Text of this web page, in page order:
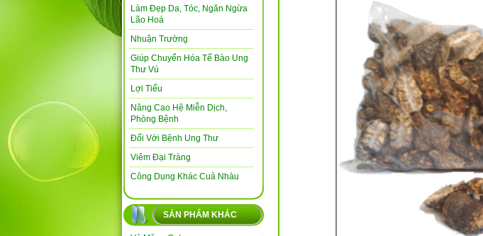
Làm Đẹp Da, Tóc, Ngăn Ngừa
Lão Hoá
Nhuận Trường
Giúp Chuyển Hóa Tế Bào Ung
Thư Vú
Lợi Tiểu
Nâng Cao Hệ Miễn Dịch,
Phòng Bệnh
Đối Với Bệnh Ung Thư
Viêm Đại Tràng
Công Dụng Khác Cuả Nhàu
SẢN PHẨM KHÁC